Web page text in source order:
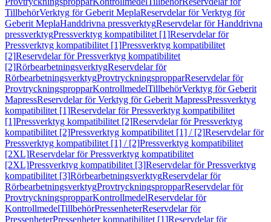
TillbehörVerktyg för Geberit MeplaReservdelar för Verktyg för
Geberit MeplaHanddrivna pressverktygReservdelar för Handdrivna
pressverktygPressverktyg kompatibilitet [1]Reservdelar för
Pressverktyg kompatibilitet [1]Pressverktyg kompatibilitet
[2]Reservdelar för Pressverktyg kompatibilitet
[2]RörbearbetningsverktygReservdelar för
RörbearbetningsverktygProvtryckningspropparReservdelar för
ProvtryckningspropparKontrollmedelTillbehörVerktyg för Geberit
MapressReservdelar för Verktyg för Geberit MapressPressverktyg
kompatibilitet [1]Reservdelar för Pressverktyg kompatibilitet
[1]Pressverktyg kompatibilitet [2]Reservdelar för Pressverktyg
kompatibilitet [2]Pressverktyg kompatibilitet [1] / [2]Reservdelar för
Pressverktyg kompatibilitet [1] / [2]Pressverktyg kompatibilitet
[2XL]Reservdelar för Pressverktyg kompatibilitet
[2XL]Pressverktyg kompatibilitet [3]Reservdelar för Pressverktyg
kompatibilitet [3]RörbearbetningsverktygReservdelar för
RörbearbetningsverktygProvtryckningspropparReservdelar för
ProvtryckningspropparKontrollmedelReservdelar för
KontrollmedelTillbehörPressenheterReservdelar för
PressenheterPressenheter kompatibilitet [1]Reservdelar för